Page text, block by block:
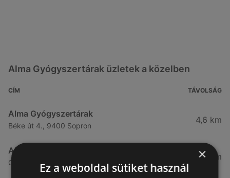
Alma Gyógyszertárak üzletek a közelben
CÍM TÁVOLSÁG
Alma Gyógyszertárak
Béke út 4., 9400 Sopron
4,6 km
Alma Gyógyszertárak
Győri út 15., 9400 Sopron
6,06 km
×
Ez a weboldal sütiket használ